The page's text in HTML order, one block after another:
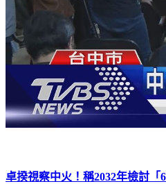
卓揆視察中火！稱2032年檢討